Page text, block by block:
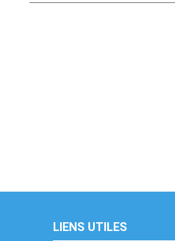
LIENS UTILES